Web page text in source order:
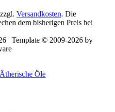
Versandkosten. Die
dem bisherigen Preis bei
| Template © 2009-2026 by
Öle